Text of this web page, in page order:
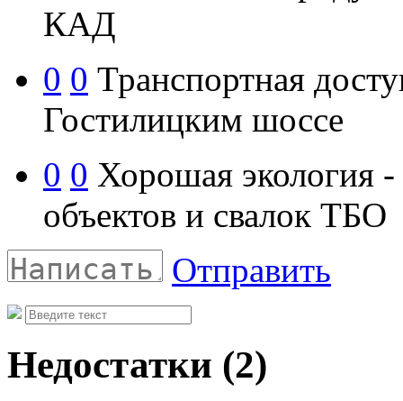
КАД
0 0 Транспортная
Гостилицким шоссе
0 0 Хорошая экология
объектов и свалок ТБО
Отправить
Недостатки (2)